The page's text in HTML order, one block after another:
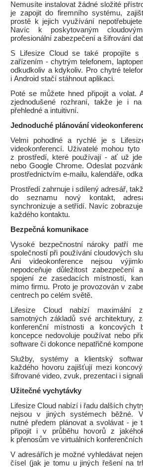
Nemusíte instalovat žádné složité
je zapojit do firemního systému,
prostě k jejich využívání
Navíc k poskytovaným
profesionální zabezpečení a šifrování
S Lifesize Cloud se také propojíte s
zařízením - chytrým telefonem,
odkudkoliv a kdykoliv. Pro chytré
i Android stačí stáhnout aplikaci.
Poté se můžete hned připojit a volat.
zjednodušené rozhraní, takže je i
přehledné a intuitivní.
Jednoduché plánování
Velmi pohodlné a rychlé je s
videokonferencí. Uživatelé mohou
z prostředí, které používají - ať už
nebo Google Chrome. Odeslat
prostřednictvím e-mailu, kalendáře,
Prostředí zahrnuje i sdílený adresář,
do seznamu nový kontakt,
synchronizuje a setřídí. Navíc
každého kontaktu.
Bezpečná komunikace
Vysoké bezpečnostní nároky patří
společností při používání cloudových
Ani videokonference nejsou
nepodceňuje důležitost zabezpečení
spojení ze zasedacích místností,
mimo firmu. Proto je provozován v
centrech po celém světě.
Lifesize Cloud nabízí maximální
samotných základů své architektury,
konferenční místnosti a koncových
koncepce nedovoluje používat nebo
software či dokonce nepatřičné
Služby, systémy a klientský
každého hovoru zajišťují mezi
šifrované video, zvuk, prezentaci i
Užitečné vychytávky
Lifesize Cloud nabízí i řadu dalších
nejsou v jiných systémech běžné.
nutné předem plánovat a svolávat - je
připojit i v průběhu hovorů z
k přenosům ve virtuálních
V adresářích je možné vyhledávat
čísel (jak je tomu u jiných řešení na